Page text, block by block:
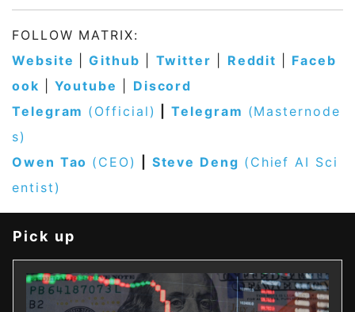
FOLLOW MATRIX:
Website
Github Twitter Reddit
Faceb
ook
Youtube
Discord
Telegram (Official) |Telegram (Masternode
s)
Owen Tao (CEO) Steve Deng (Chief AI Sci
entist)
Pick up